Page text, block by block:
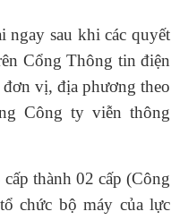
ngay sau khi các quyết
Cổng Thông tin điện
vị, địa phương theo
Công ty viễn thông
thành 02 cấp (Công
chức bộ máy của lực